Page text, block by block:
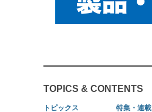
TOPICS & CONTENTS
トピックス 特集・連載